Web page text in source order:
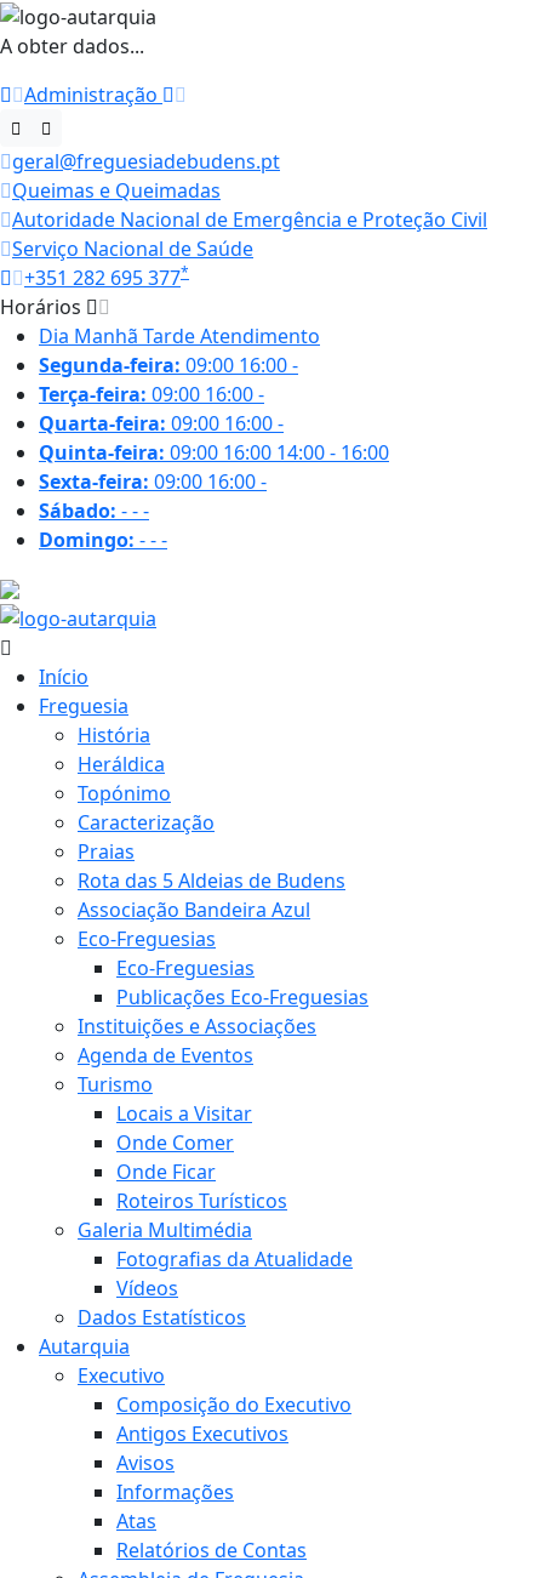
A obter dados...
Administração
geral@freguesiadebudens.pt
Queimas e Queimadas
Autoridade Nacional de Emergência e Proteção Civil
Serviço Nacional de Saúde
+351 282 695 377*
Horários
Dia Manhã TardeAtendimento
Segunda-feira: 09:00 16:00-
Terça-feira: 09:00 16:00-
Quarta-feira: 09:00 16:00-
Quinta-feira: 09:00 16:00 14:00 - 16:00
Sexta-feira: 09:00 16:00-
Sábado: ---
Domingo: ---
Início
Freguesia
História
Heráldica
Topónimo
Caracterização
Praias
Rota das 5 Aldeias de Budens
Associação Bandeira Azul
Eco-Freguesias
Eco-Freguesias
Publicações Eco-Freguesias
Instituições e Associações
Agenda de Eventos
Turismo
Locais a Visitar
Onde Comer
Onde Ficar
Roteiros Turísticos
Galeria Multimédia
Fotografias da Atualidade
Vídeos
Dados Estatísticos
Autarquia
Executivo
Composição do Executivo
Antigos Executivos
Avisos
Informações
Atas
Relatórios de Contas